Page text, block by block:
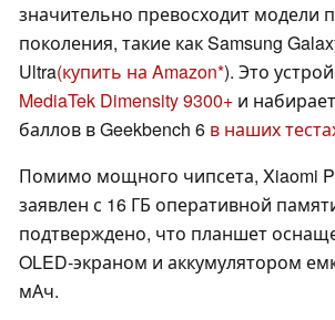
значительно превосходит модели
поколения, такие как Samsung
Ultra(купить на Amazon ). Это
MediaTek Dimensity 9300+ и
баллов в Geekbench 6 в наших
Помимо мощного чипсета, Xiaomi
заявлен с 16 ГБ оперативной
подтверждено, что планшет
OLED-экраном и аккумулятором
мАч.